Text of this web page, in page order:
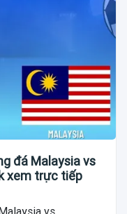
đá Malaysia vs
xem trực tiếp